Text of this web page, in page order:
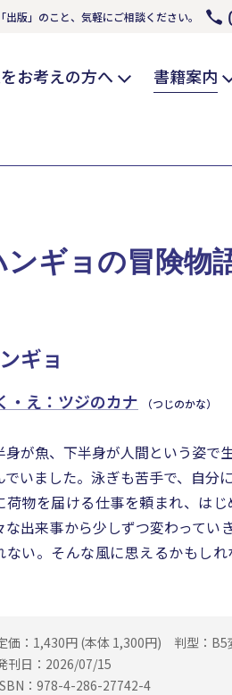
版」のこと、気軽にご相談ください。
お考えの方へ 書籍案内
ギョ
・え：ツジのカナ （つじのかな）
ギョの冒険物語
身が魚、下半身が人間という姿で
でいました。泳ぎも苦手で、自分
荷物を届ける仕事を頼まれ、は
な出来事から少しずつ変わって
ない。そんな風に思えるかもし
価：1,430円 (本体 1,300円) 判型：B5
刊日：2026/07/15
：978-4-286-27742-4